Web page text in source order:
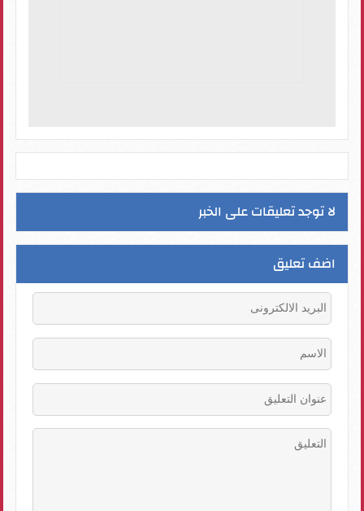
لا توجد تعليقات على الخبر
اضف تعليق